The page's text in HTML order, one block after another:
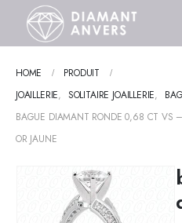
HOME
PRODUIT
JOAILLERIE, SOLITAIRE JOAILLERIE,
BAGUE DIAMANT RONDE 0,68 CT
OR JAUNE